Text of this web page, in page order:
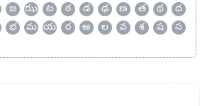
జ ఝ ట ఠ డ ఢ ణ త థ
ద
భ మ య ర ఱ ల వ శ ష
స